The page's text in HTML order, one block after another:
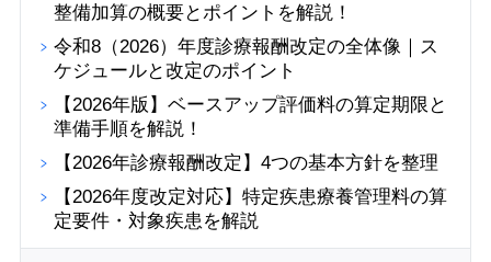
整備加算の概要とポイントを解説！
令和8（2026）年度診療報酬改定の全体像｜ス
ケジュールと改定のポイント
【2026年版】ベースアップ評価料の算定期限と
準備手順を解説！
【2026年診療報酬改定】4つの基本方針を整理
【2026年度改定対応】特定疾患療養管理料の算
定要件・対象疾患を解説